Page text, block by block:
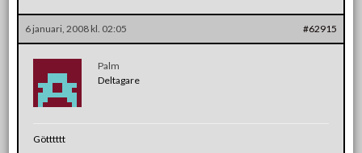
6 januari, 2008 kl. 02:05 #62915
Palm
Deltagare
Götttttt